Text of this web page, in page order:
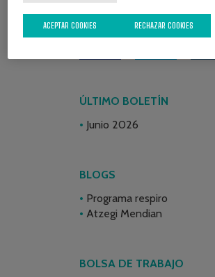
ÚLTIMO BOLETÍN
Junio 2026
BLOGS
Programa respiro
Atzegi Mendian
BOLSA DE TRABAJO
RECHAZAR COOKIES
ACEPTAR COOKIES